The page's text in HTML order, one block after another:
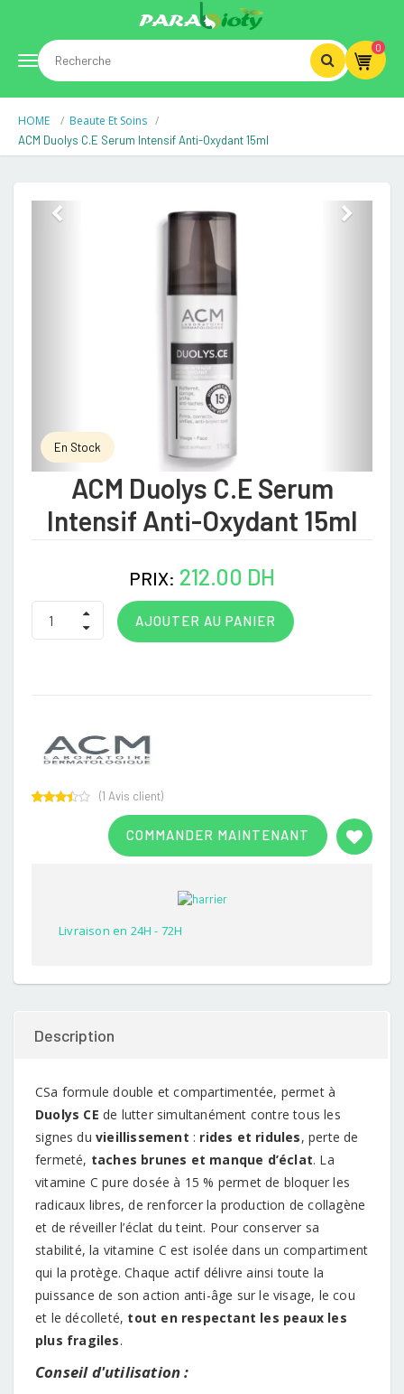
Toggle
navigation
0
HOME Beaute Et Soins
ACM Duolys C.E Serum Intensif Anti-Oxydant 15ml
En Stock
ACM Duolys C.E Serum
Intensif Anti-Oxydant 15ml
PRIX: 212.00 DH
AJOUTER AU PANIER
COMMANDER MAINTENANT
(1 Avis client)
Livraison en 24H - 72H
Description
CSa formule double et compartimentée, permet à
Duolys CE de lutter simultanément contre tous les
signes du vieillissement : rides et ridules, perte de
fermeté, taches brunes et manque d’éclat. La
vitamine C pure dosée à 15 % permet de bloquer les
radicaux libres, de renforcer la production de collagène
et de réveiller l’éclat du teint. Pour conserver sa
stabilité, la vitamine C est isolée dans un compartiment
qui la protège. Chaque actif délivre ainsi toute la
puissance de son action anti-âge sur le visage, le cou
et le décolleté, tout en respectant les peaux les
plus fragiles.
Conseil d'utilisation :